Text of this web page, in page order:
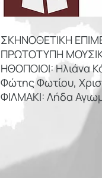
ΣΚΗΝΟΘΕΤΙΚΗ
ΠΡΩΤΟΤΥΠΗ
ΗΘΟΠΟΙΟΙ: Ηλιάνα
Φώτης Φωτίου,
ΦΙΛΜΑΚΙ: Λήδα